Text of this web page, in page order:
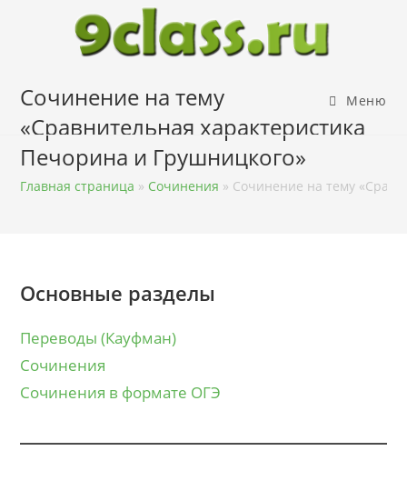
содержимому
Меню
Сочинение на тему
«Сравнительная характеристика
Печорина и Грушницкого»
Главная страница » Сочинения » Сочинение на тему
Основные разделы
Переводы (Кауфман)
Сочинения
Сочинения в формате ОГЭ